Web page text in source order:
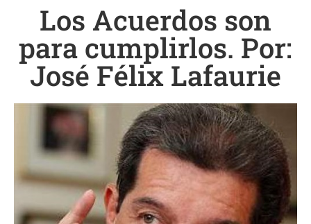
Los Acuerdos son
para cumplirlos. Por:
José Félix Lafaurie